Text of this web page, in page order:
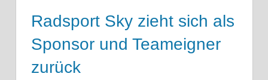
Radsport Sky zieht sich als
Sponsor und Teameigner
zurück